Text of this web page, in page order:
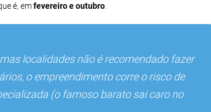
é, emfevereiro e outubro
localidades não é recomendado fazer
o empreendimento corre o risco de
(o famoso barato sai caro no